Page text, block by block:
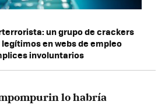
un grupo de crackers
en webs de empleo
involuntarios
lo habría